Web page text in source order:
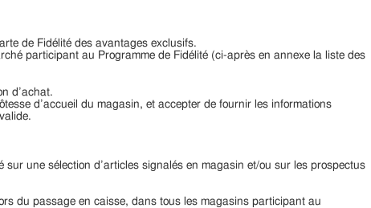
de Fidélité des avantages exclusifs.
participant au Programme de Fidélité (ci-après en annexe la liste des
d’achat.
d’accueil du magasin, et accepter de fournir les informations
une sélection d’articles signalés en magasin et/ou sur les prospectus
du passage en caisse, dans tous les magasins participant au